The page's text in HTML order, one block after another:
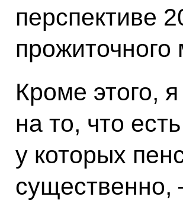
перспективе
Кроме этого,
на то, что
у которых
существенно,